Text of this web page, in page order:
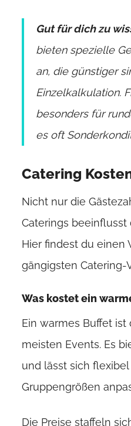
Gut für dich zu
bieten spezielle
an, die günstiger
Einzelkalkulation.
besonders für
es oft
Catering
Nicht nur die
Caterings beeinflusst
Hier findest du einen
gängigsten Catering-
Was kostet ein
Ein warmes Buffet ist
meisten Events. Es
und lässt sich
Gruppengrößen
Die Preise staffeln